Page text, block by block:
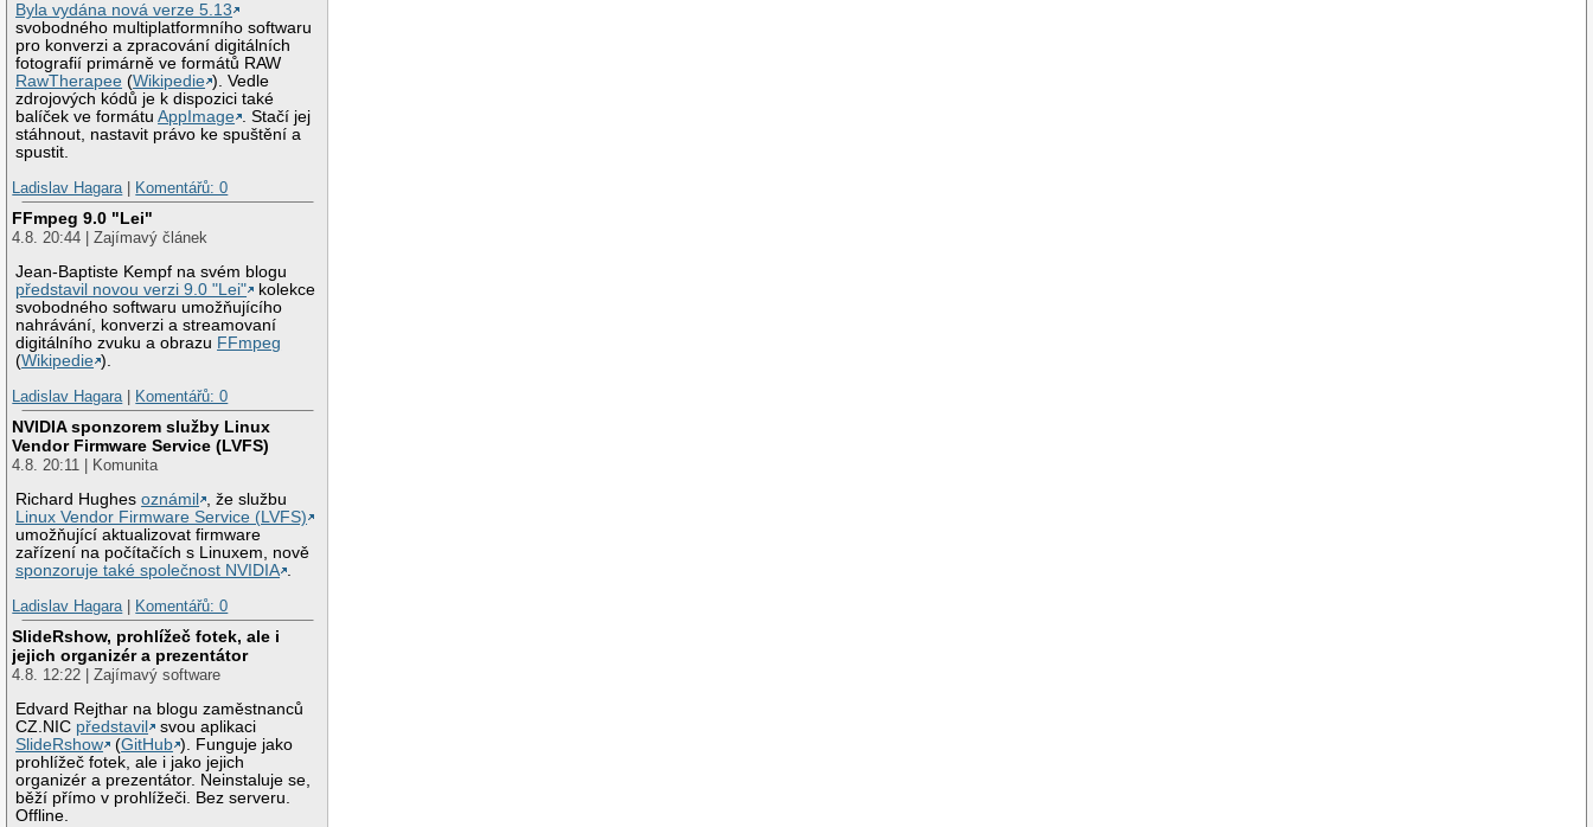
Byla vydána nová verze 5.13
svobodného multiplatformního softwaru
pro konverzi a zpracování digitálních
fotografií primárně ve formátů RAW
RawTherapee (Wikipedie ). Vedle
zdrojových kódů je k dispozici také
balíček ve formátuAppImage . Stačí jej
stáhnout, nastavit právo ke spuštění a
spustit.
Ladislav Hagara
Komentářů: 0
FFmpeg 9.0 "Lei"
4.8. 20:44 | Zajímavý článek
Jean-Baptiste Kempf na svém blogu
představil novou verzi 9.0 "Lei"
kolekce
svobodného softwaru umožňujícího
nahrávání, konverzi a streamovaní
digitálního zvuku a obrazu FFmpeg
(Wikipedie ).
Ladislav Hagara
Komentářů: 0
NVIDIA sponzorem služby Linux
Vendor Firmware Service (LVFS)
4.8. 20:11 | Komunita
Richard Hughesoznámil
, že službu
Linux Vendor Firmware Service (LVFS)
umožňující aktualizovat firmware
zařízení na počítačích s Linuxem, nově
sponzoruje také společnost NVIDIA .
Ladislav Hagara | Komentářů: 0
SlideRshow, prohlížeč fotek, ale i
jejich organizér a prezentátor
4.8. 12:22 | Zajímavý software
Edvard Rejthar na blogu zaměstnanců
CZ.NIC představil
svou aplikaci
SlideRshow
(GitHub ). Funguje jako
prohlížeč fotek, ale i jako jejich
organizér a prezentátor. Neinstaluje se,
běží přímo v prohlížeči. Bez serveru.
Offline.